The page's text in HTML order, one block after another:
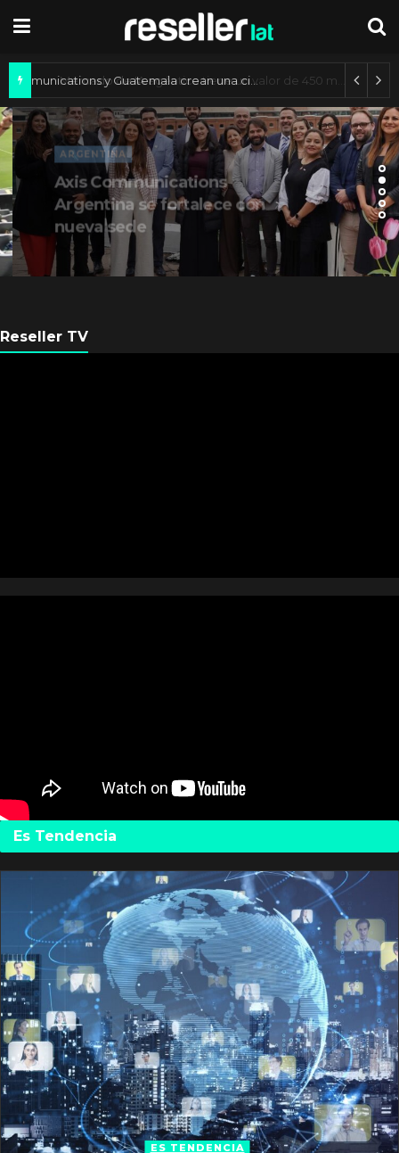
Axis Communications y Guatemala crean una ciudad inteligente
ARGENTINA
Axis Communications
Argentina se fortalece con
nueva sede
Reseller TV
Es Tendencia
ES TENDENCIA